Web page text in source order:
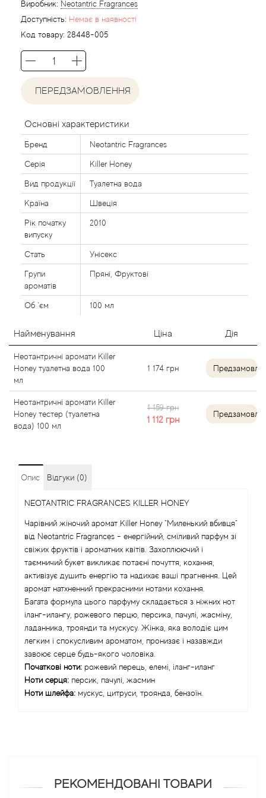
Виробник: Neotantric Fragrances
Доступність: Немає в наявності
Код товару: 28448-005
ПЕРЕДЗАМОВЛЕННЯ
Основні характеристики
Бренд Neotantric Fragrances
Серія Killer Honey
Вид продукції Туалетна вода
Країна Швеція
Рік початку
випуску
2010
Стать Унісекс
Групи
ароматів
Пряні, Фруктові
Об `єм 100 мл
Найменування Ціна Дія
Неотантричні аромати Killer
Honey туалетна вода 100
мл
1 174 грн
Неотантричні аромати Killer
Honey тестер (туалетна
вода) 100 мл
1 159 грн
1 112 грн
Опис Відгуки (0)
NEOTANTRIC FRAGRANCES KILLER HONEY
Чарівний жіночий аромат Killer Honey "Миленький вбивця"
від Neotantric Fragrances - енергійний, сміливий парфум зі
свіжих фруктів і ароматних квітів. Захоплюючий і
таємничий букет викликає потаєні почуття, кохання,
активізує душить енергію та надихає ваші прагнення. Цей
аромат натхненний прекрасними нотами кохання.
Багата формула цього парфуму складається з ніжних нот
іланг-илангу, рожевого перцю, персика, пачулі, жасміну,
ладанника, троянди та мускусу. Жінка, яка володіє цим
легким і спокусливим ароматом, пронизає і назавжди
завоює серце будь-якого чоловіка.
Початкові ноти: рожевий перець, елемі, іланг-иланг
Ноти серця: персик, пачулі, жасмин
Ноти шлейфа: мускус, цитруси, троянда, бензоїн.
РЕКОМЕНДОВАНІ ТОВАРИ
Acqua di Parma
Acqua di Sardegna
Adidas
Aedes de Venustas
Aerin Lauder
Affinessence
Afnan
Agatha Ruiz de la Prada
Agent Provocateur
Agonist
Aigner
Aj Arabia (Widian)
Ajmal
Al Haramain
Alexandre Barthet
Alexandre J
Alfred Dunhill
Alyson Oldoini
Alyssa Ashley
American Crew
Andre L'Arom